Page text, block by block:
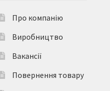
Про компанію
Виробництво
Вакансії
Повернення товару